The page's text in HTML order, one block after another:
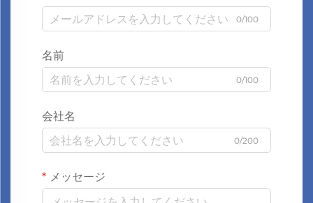
0/100
名前
0/100
会社名
0/200
メッセージ